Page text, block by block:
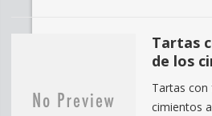
Tartas
de los
Tartas con
cimientos